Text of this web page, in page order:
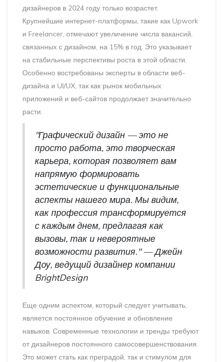
дизайнеров в 2024 году только возрастет.
Крупнейшие интернет-платформы, такие как Upwork
и Freelancer, отмечают увеличение числа вакансий,
связанных с дизайном, на 15% в год. Это указывает
на стабильные перспективы роста в этой области.
Особенно востребованы эксперты в области веб-
дизайна и UI/UX, так как рынок мобильных
приложений и веб-сайтов продолжает значительно
расти.
"Графический дизайн — это не
просто работа, это творческая
карьера, которая позволяет вам
напрямую формировать
эстетические и функциональные
аспекты нашего мира. Мы видим,
как профессия трансформируется
с каждым днем, предлагая как
вызовы, так и невероятные
возможности развития." — Джейн
Доу, ведущий дизайнер компании
BrightDesign
Еще одним аспектом, который следует учитывать,
является постоянное обучение и обновление
навыков. Современные технологии и тренды требуют
от дизайнеров постоянного самосовершенствования.
Это может стать как преградой, так и стимулом для